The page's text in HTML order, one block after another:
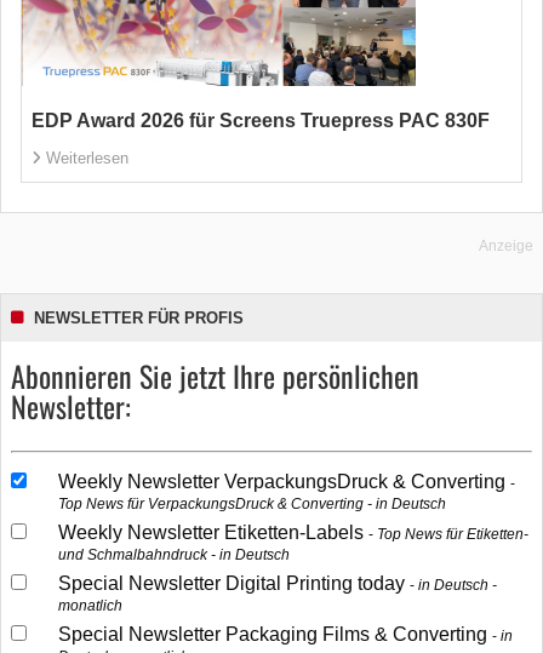
EDP Award 2026 für Screens Truepress PAC 830F
Weiterlesen
Anzeige
NEWSLETTER FÜR PROFIS
Abonnieren Sie jetzt Ihre persönlichen
Newsletter:
Weekly Newsletter VerpackungsDruck & Converting
Top News für VerpackungsDruck & Converting - in Deutsch
Weekly Newsletter Etiketten-Labels
Top News für Etiketten-
und Schmalbahndruck - in Deutsch
Special Newsletter Digital Printing today
in Deutsch -
monatlich
Special Newsletter Packaging Films & Converting
in